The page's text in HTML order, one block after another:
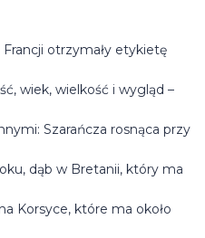
otrzymały etykietę
wiek, wielkość i wygląd –
Szarańcza rosnąca przy
dąb w Bretanii, który ma
Korsyce, które ma około